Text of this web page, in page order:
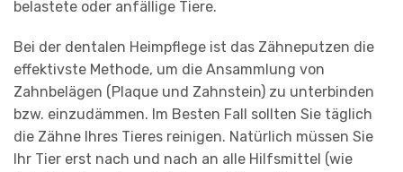
belastete oder anfällige Tiere.
Bei der dentalen Heimpflege ist das Zähneputzen die
effektivste Methode, um die Ansammlung von
Zahnbelägen (Plaque und Zahnstein) zu unterbinden
bzw. einzudämmen. Im Besten Fall sollten Sie täglich
die Zähne Ihres Tieres reinigen. Natürlich müssen Sie
Ihr Tier erst nach und nach an alle Hilfsmittel (wie